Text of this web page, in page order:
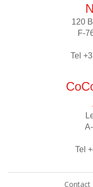
120
F-
Tel
Tel
Contact